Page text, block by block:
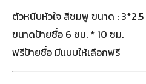
ตัวหนีบหัวใจ สีชมพู ขนาด :
ขนาดป้ายชื่อ 6 ซม. * 10 ซม.
ฟรีป้ายชื่อ มีแบบให้เลือกฟรี